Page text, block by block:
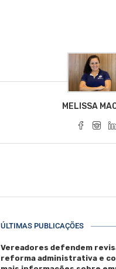
MELISSA
ÚLTIMAS PUBLICAÇÕES
Vereadores defendem
reforma administrativa e